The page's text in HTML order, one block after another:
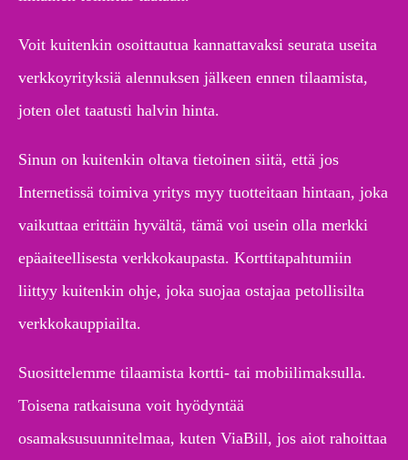
Voit kuitenkin osoittautua kannattavaksi seurata useita
verkkoyrityksiä alennuksen jälkeen ennen tilaamista,
joten olet taatusti halvin hinta.
Sinun on kuitenkin oltava tietoinen siitä, että jos
Internetissä toimiva yritys myy tuotteitaan hintaan, joka
vaikuttaa erittäin hyvältä, tämä voi usein olla merkki
epäaiteellisesta verkkokaupasta. Korttitapahtumiin
liittyy kuitenkin ohje, joka suojaa ostajaa petollisilta
verkkokauppiailta.
Suosittelemme tilaamista kortti- tai mobiilimaksulla.
Toisena ratkaisuna voit hyödyntää
osamaksusuunnitelmaa, kuten ViaBill, jos aiot rahoittaa